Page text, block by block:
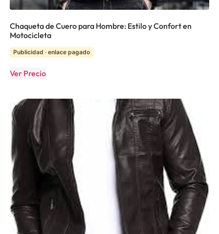
Chaqueta de Cuero para Hombre: Estilo y Confort en
Motocicleta
Publicidad · enlace pagado
Ver Precio